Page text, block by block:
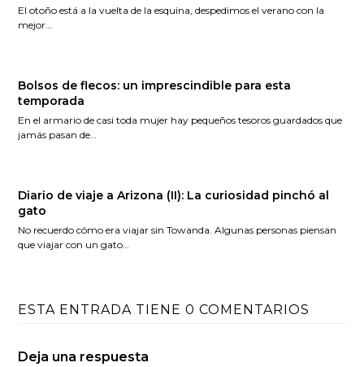
El otoño está a la vuelta de la esquina, despedimos el verano con la
mejor…
Bolsos de flecos: un imprescindible para esta
temporada
En el armario de casi toda mujer hay pequeños tesoros guardados que
jamás pasan de…
Diario de viaje a Arizona (II): La curiosidad pinchó al
gato
No recuerdo cómo era viajar sin Towanda. Algunas personas piensan
que viajar con un gato…
ESTA ENTRADA TIENE 0 COMENTARIOS
Deja una respuesta